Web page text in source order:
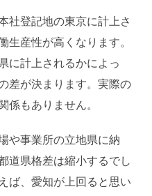
社登記地の東京に計上さ
生産性が高くなります。
に計上されるかによっ
差が決まります。実際の
係もありません。
や事業所の立地県に納
道県格差は縮小するでし
ば、愛知が上回ると思い